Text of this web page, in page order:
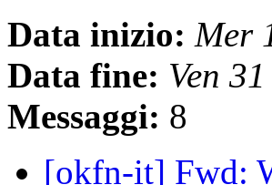
Data inizio: Mer
Data fine: Ven
Messaggi: 8
[okfn-it] Fwd: